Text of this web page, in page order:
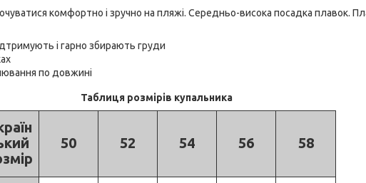
комфортно і зручно на пляжі. Середньо-висока посадка плавок.
і гарно збирають груди
по довжині
Таблиця розмірів купальника
50 52 54 56 58